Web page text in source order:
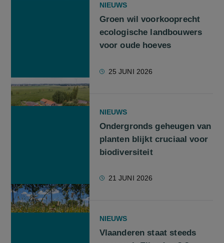
NIEUWS
Groen wil voorkooprecht
ecologische landbouwers
voor oude hoeves
25 JUNI 2026
NIEUWS
Ondergronds geheugen van
planten blijkt cruciaal voor
biodiversiteit
21 JUNI 2026
NIEUWS
Vlaanderen staat steeds